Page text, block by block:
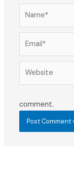
comment.